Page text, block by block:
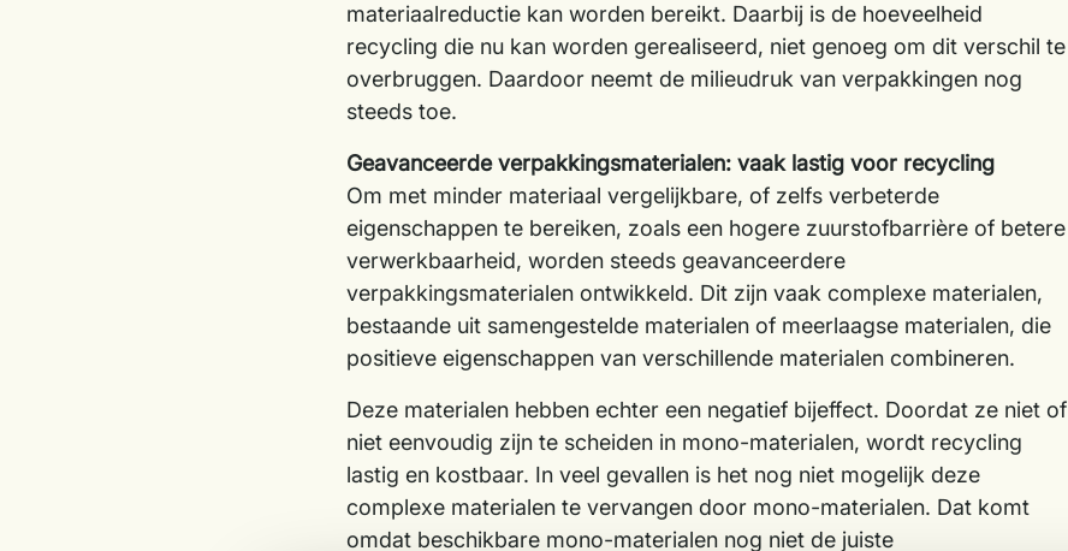
materiaalreductie kan worden bereikt. Daarbij is de hoeveelheid
recycling die nu kan worden gerealiseerd, niet genoeg om dit verschil te
overbruggen. Daardoor neemt de milieudruk van verpakkingen nog
steeds toe.
Geavanceerde verpakkingsmaterialen: vaak lastig voor recycling
Om met minder materiaal vergelijkbare, of zelfs verbeterde
eigenschappen te bereiken, zoals een hogere zuurstofbarrière of betere
verwerkbaarheid, worden steeds geavanceerdere
verpakkingsmaterialen ontwikkeld. Dit zijn vaak complexe materialen,
bestaande uit samengestelde materialen of meerlaagse materialen, die
positieve eigenschappen van verschillende materialen combineren.
Deze materialen hebben echter een negatief bijeffect. Doordat ze niet of
niet eenvoudig zijn te scheiden in mono-materialen, wordt recycling
lastig en kostbaar. In veel gevallen is het nog niet mogelijk deze
complexe materialen te vervangen door mono-materialen. Dat komt
omdat beschikbare mono-materialen nog niet de juiste